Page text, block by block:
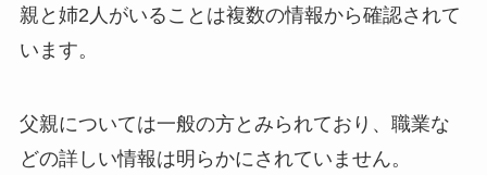
親と姉2人がいることは複数の情報から確認されて
います。
父親については一般の方とみられており、職業な
どの詳しい情報は明らかにされていません。